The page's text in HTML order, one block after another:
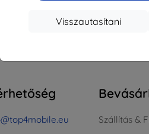
Visszautasítani
Szállítás &